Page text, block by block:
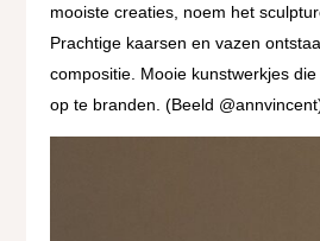
mooiste creaties, noem het
Prachtige kaarsen en vazen
compositie. Mooie kunstwerkjes
op te branden. (Beeld